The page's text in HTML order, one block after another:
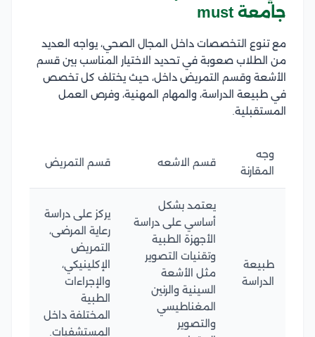
جامعة must
مع تنوع التخصصات داخل المجال الصحي، يواجه العديد
من الطلاب صعوبة في تحديد الاختيار المناسب بين قسم
الأشعة وقسم التمريض داخل، حيث يختلف كل تخصص
في طبيعة الدراسة، والمهام المهنية، وفرص العمل
المستقبلية.
وجه
المقارنة
قسم الاشعه قسم التمريض
طبيعة
الدراسة
يعتمد بشكل
أساسي على دراسة
الأجهزة الطبية
وتقنيات التصوير
مثل الأشعة
السينية والرنين
المغناطيسي
والتصوير
يركز على دراسة
رعاية المرضى،
التمريض
الإكلينيكي،
والإجراءات
الطبية
المختلفة داخل
المستشفيات.